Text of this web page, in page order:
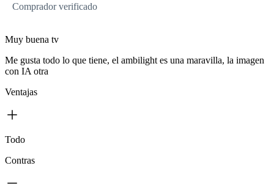
Comprador verificado
Muy buena tv
Me gusta todo lo que tiene, el ambilight es una maravilla, la imagen
con IA otra
Ventajas
Todo
Contras